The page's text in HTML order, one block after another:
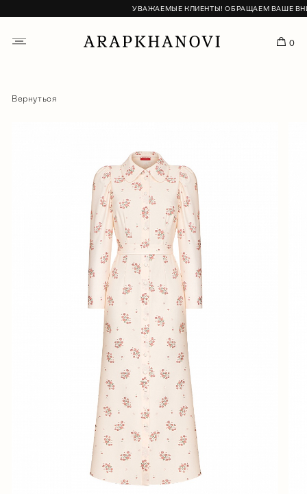
УВАЖАЕМЫЕ КЛИЕНТЫ! ОБРАЩАЕМ ВАШЕ
0
Вернуться